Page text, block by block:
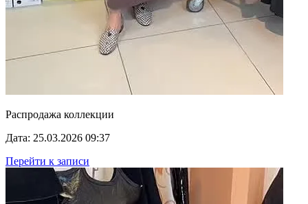
Распродажа коллекции
Дата: 25.03.2026 09:37
Перейти к записи